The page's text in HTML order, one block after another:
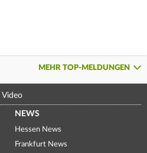
MEHR TOP-MELDUNGEN
Video
NEWS
Hessen News
Frankfurt News